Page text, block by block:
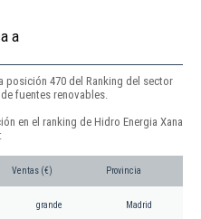
a
posición 470 del Ranking del sector
fuentes renovables.
en el ranking de Hidro Energia Xana
Ventas (€) Provincia
grande Madrid